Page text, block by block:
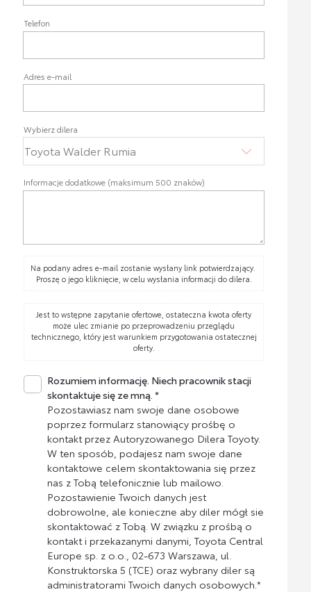
Telefon
Adres e-mail
Wybierz dilera
Informacje dodatkowe (maksimum 500 znaków)
Na podany adres e-mail zostanie wysłany link potwierdzający.
Proszę o jego kliknięcie, w celu wysłania informacji do dilera.
Jest to wstępne zapytanie ofertowe, ostateczna kwota oferty
może ulec zmianie po przeprowadzeniu przeglądu
technicznego, który jest warunkiem przygotowania ostatecznej
oferty.
Rozumiem informację. Niech pracownik stacji
skontaktuje się ze mną. *
Pozostawiasz nam swoje dane osobowe
poprzez formularz stanowiący prośbę o
kontakt przez Autoryzowanego Dilera Toyoty.
W ten sposób, podajesz nam swoje dane
kontaktowe celem skontaktowania się przez
nas z Tobą telefonicznie lub mailowo.
Pozostawienie Twoich danych jest
dobrowolne, ale konieczne aby diler mógł sie
skontaktować z Tobą. W związku z prośbą o
kontakt i przekazanymi danymi, Toyota Central
Europe sp. z o.o., 02-673 Warszawa, ul.
Konstruktorska 5 (TCE) oraz wybrany diler są
administratorami Twoich danych osobowych.*